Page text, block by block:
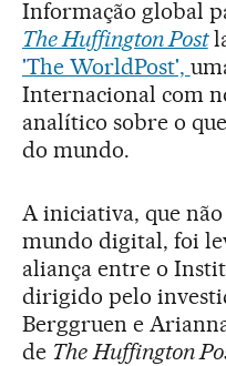
Informação global
The Huffington Post
'The WorldPost',
Internacional com
analítico sobre o
do mundo.
A iniciativa, que
mundo digital, foi
aliança entre o
dirigido pelo
Berggruen e
de The Huffington